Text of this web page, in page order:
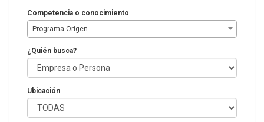
Competencia o conocimiento
Programa Origen
¿Quién busca?
Ubicación